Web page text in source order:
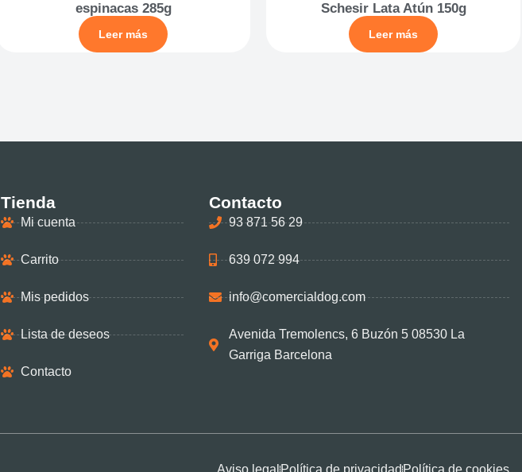
espinacas 285g
Leer más
Schesir Lata Atún 150g
Leer más
Tienda
Mi cuenta
Carrito
Mis pedidos
Lista de deseos
Contacto
Contacto
93 871 56 29
639 072 994
info@comercialdog.com
Avenida Tremolencs, 6 Buzón 5 08530 La
Garriga Barcelona